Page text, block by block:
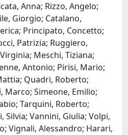
Anna; Rizzo, Angelo;
Giorgio; Catalano,
Principato, Concetto;
Patrizia; Ruggiero,
Meschi, Tiziana;
Antonio; Pirisi, Mario;
Quadri, Roberto;
Marco; Simeone, Emilio;
Tarquini, Roberto;
Silvia; Vannini, Giulia; Volpi,
Vignali, Alessandro; Harari,